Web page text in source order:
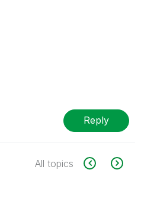
Reply
All topics